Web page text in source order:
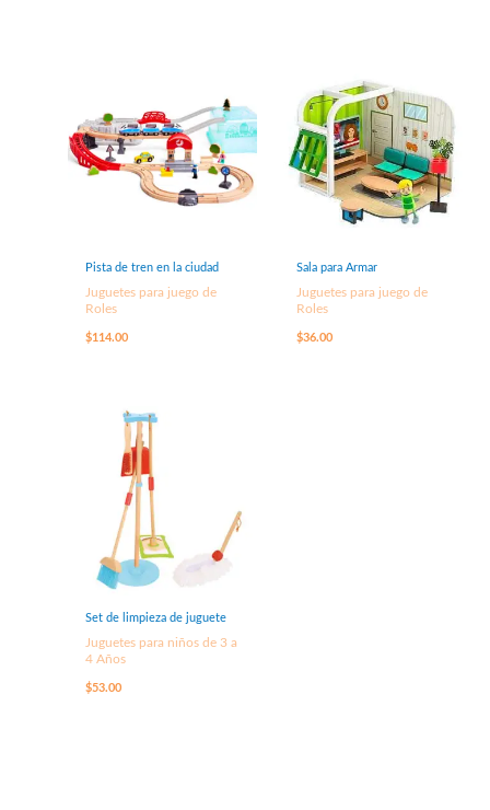
Pista de tren en la ciudad
Juguetes para juego de
Roles
$114.00
Sala para Armar
Juguetes para juego de
Roles
$36.00
Set de limpieza de juguete
Juguetes para niños de 3 a
4 Años
$53.00